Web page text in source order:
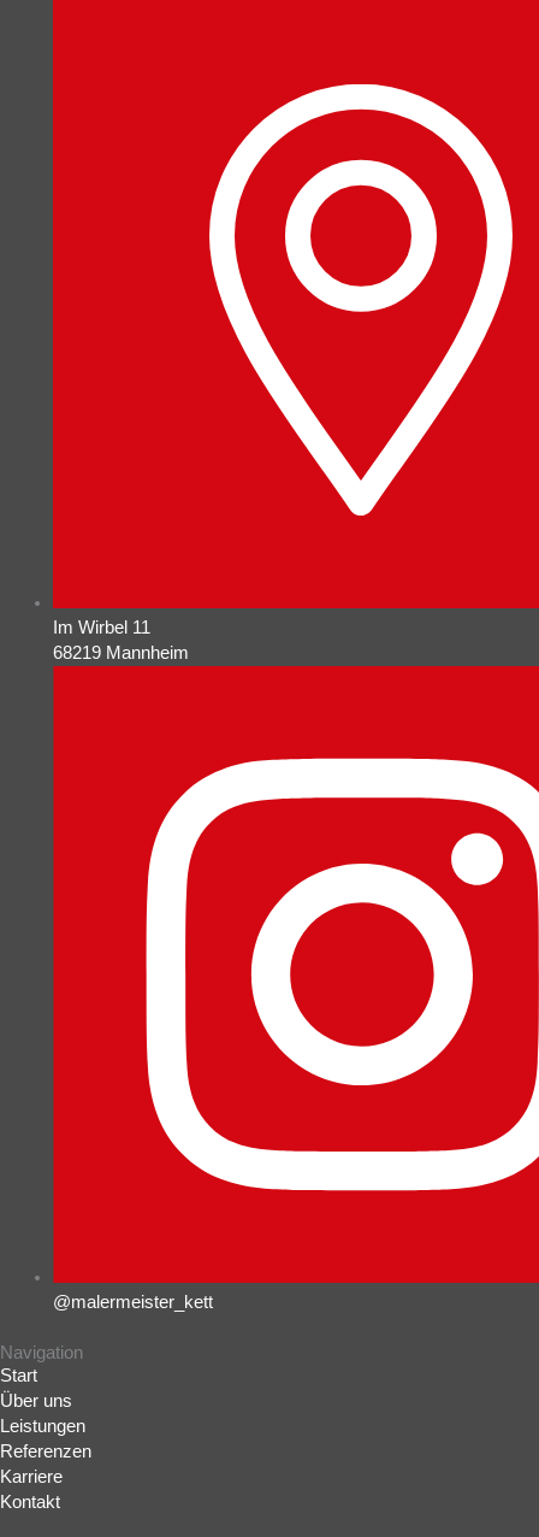
Im Wirbel 11
68219 Mannheim
@malermeister_kett
Navigation
Start
Über uns
Leistungen
Referenzen
Karriere
Kontakt